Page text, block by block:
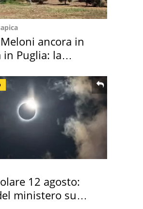
ancora in
in Puglia: la
12 agosto:
ministero su